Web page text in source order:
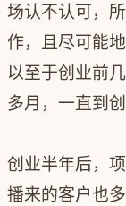
场认不认可，
作，且尽可能
以至于创业前
多月，一直到
创业半年后，
播来的客户也